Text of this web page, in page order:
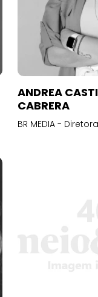
ANDREA
CABRERA
BR MEDIA -